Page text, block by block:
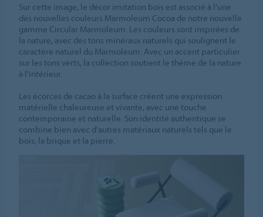
Sur cette image, le décor imitation bois est associé à l'une
des nouvelles couleurs Marmoleum Cocoa de notre nouvelle
gamme Circular Marmoleum. Les couleurs sont inspirées de
la nature, avec des tons minéraux naturels qui soulignent le
caractère naturel du Marmoleum. Avec un accent particulier
sur les tons verts, la collection soutient le thème de la nature
à l'intérieur.
Les écorces de cacao à la surface créent une expression
matérielle chaleureuse et vivante, avec une touche
contemporaine et naturelle. Son identité authentique se
combine bien avec d'autres matériaux naturels tels que le
bois, la brique et la pierre.